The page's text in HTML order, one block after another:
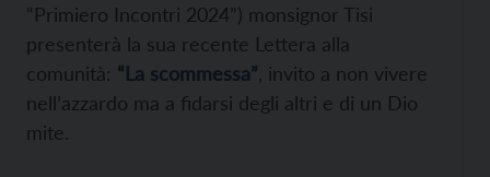
“Primiero Incontri 2024”) monsignor Tisi
presenterà la sua recente Lettera alla
comunità: “La scommessa” , invito a non vivere
nell’azzardo ma a fidarsi degli altri e di un Dio
mite.